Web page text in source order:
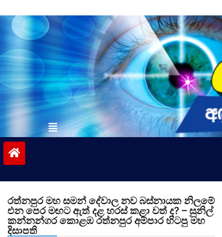
to
contentvinivida.lk
රත්නපුර මහ සමන් දේවාල නව බස්නායක නිලමේ
එන පෙර මඟට ඇත් දළ හරස් කළා වත් ද? – සුනිල්
කන්නන්ගර කොළඹ රත්නපුර අම්පාර හිටපු මහ
දිසාපති